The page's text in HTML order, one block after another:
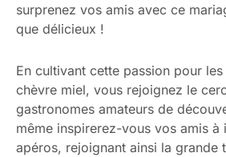
surprenez vos amis avec ce
que délicieux !
En cultivant cette passion pour
chèvre miel, vous rejoignez le
gastronomes amateurs de
même inspirerez-vous vos amis à
apéros, rejoignant ainsi la grande